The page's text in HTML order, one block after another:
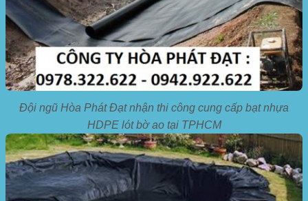
Đội ngũ Hòa Phát Đạt nhận thi công cung cấp bạt nhựa
HDPE lót bờ ao tại TPHCM